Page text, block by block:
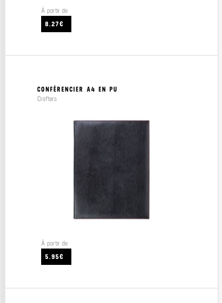
À partir de
8.27€
CONFÉRENCIER A4 EN PU
Crafters
À partir de
5.95€